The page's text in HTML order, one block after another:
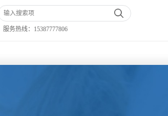
服务热线： 15387777806